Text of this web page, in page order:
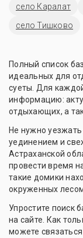
село Каралат
село Тишково
Полный список
идеальных для
суеты. Для
информацию:
отдыхающих, а
Не нужно
уединением и
Астраханской
провести время
такие домики
окруженных
Упростите поиск
на сайте. Как
можете